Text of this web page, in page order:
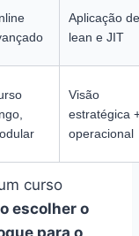
Aplicação de
lean e JIT
Visão
estratégica
operacional
curso
escolher o